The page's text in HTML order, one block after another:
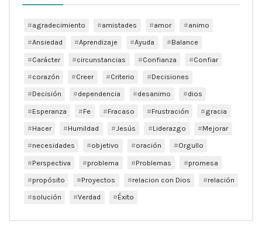
agradecimiento amistades amor
animo
Ansiedad
Aprendizaje Ayuda
Balance
Carácter
circunstancias Confianza
Confiar
corazón
Creer Criterio
Decisiones
Decisión
dependencia desanimo
dios
Esperanza
Fe Fracaso Frustración
gracia
Hacer
Humildad Jesús Liderazgo
Mejorar
necesidades
objetivo oración
Orgullo
Perspectiva
problema Problemas
promesa
propósito
Proyectos relacion con Dios
relación
solución
Verdad Éxito